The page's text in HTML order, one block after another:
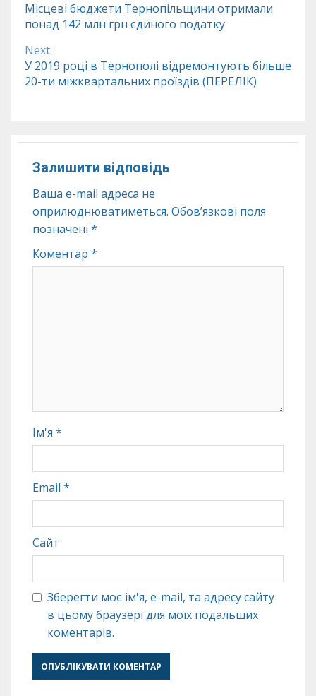
Reading
Місцеві бюджети Тернопільщини отримали
понад 142 млн грн єдиного податку
Next:
У 2019 році в Тернополі відремонтують більше
20-ти міжквартальних проїздів (ПЕРЕЛІК)
Залишити відповідь
Ваша e-mail адреса не
оприлюднюватиметься. Обов’язкові поля
позначені *
Коментар *
Ім'я *
Email *
Сайт
Зберегти моє ім'я, e-mail, та адресу сайту
в цьому браузері для моїх подальших
коментарів.